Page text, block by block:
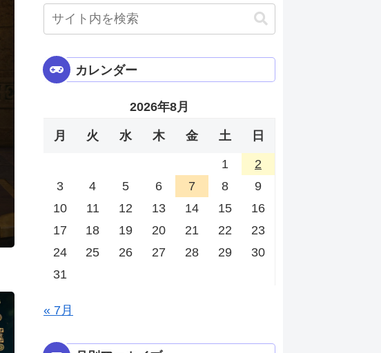
カレンダー
2026年8月
月 火 水 木 金 土 日
1
2
3
4 5 6 7 8
9
10
11 12 13 14 15
16
17
18 19 20 21 22
23
24
25 26 27 28 29
30
31
« 7月